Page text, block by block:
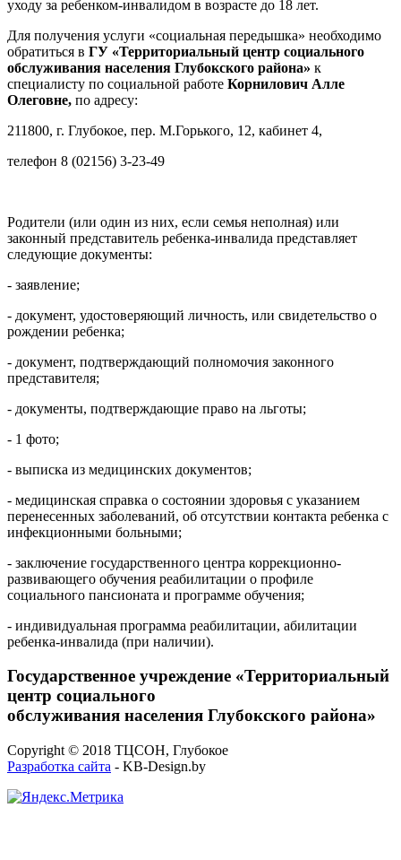
уходу за ребенком-инвалидом в возрасте до 18 лет.
Для получения услуги «социальная передышка» необходимо
обратиться в ГУ «Территориальный центр социального
обслуживания населения Глубокского района» к
специалисту по социальной работе Корнилович Алле
Олеговне, по адресу:
211800, г. Глубокое, пер. М.Горького, 12, кабинет 4,
телефон 8 (02156) 3-23-49
Родители (или один из них, если семья неполная) или
законный представитель ребенка-инвалида представляет
следующие документы:
- заявление;
- документ, удостоверяющий личность, или свидетельство о
рождении ребенка;
- документ, подтверждающий полномочия законного
представителя;
- документы, подтверждающие право на льготы;
- 1 фото;
- выписка из медицинских документов;
- медицинская справка о состоянии здоровья с указанием
перенесенных заболеваний, об отсутствии контакта ребенка с
инфекционными больными;
- заключение государственного центра коррекционно-
развивающего обучения реабилитации о профиле
социального пансионата и программе обучения;
- индивидуальная программа реабилитации, абилитации
ребенка-инвалида (при наличии).
Государственное учреждение «Территориальный
центр социального
обслуживания населения Глубокского района»
Copyright © 2018 ТЦСОН, Глубокое
Разработка сайта - KB-Design.by